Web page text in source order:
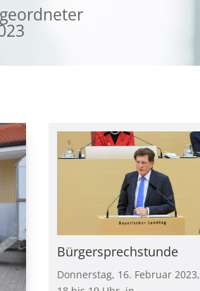
Bürgersprechstunde
Donnerstag, 16. Februar 2023,